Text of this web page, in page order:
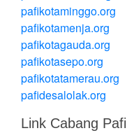
pafikotaminggo.org
pafikotamenja.org
pafikotagauda.org
pafikotasepo.org
pafikotatamerau.org
pafidesalolak.org
Link Cabang Pafi